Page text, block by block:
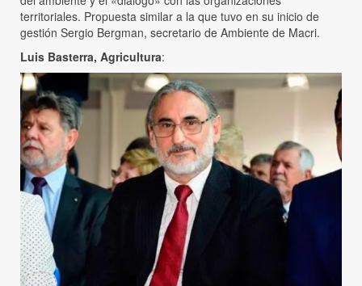
territoriales. Propuesta similar a la que tuvo en su inicio de
gestión Sergio Bergman, secretario de Ambiente de Macri.
Luis Basterra, Agricultura: